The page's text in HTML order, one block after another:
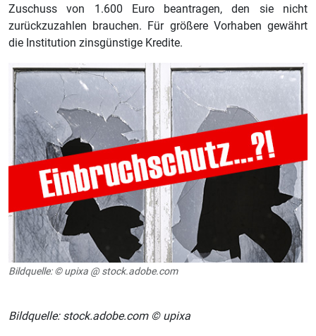
Zuschuss von 1.600 Euro beantragen, den sie nicht
zurückzuzahlen brauchen. Für größere Vorhaben gewährt
die Institution zinsgünstige Kredite.
Bildquelle: © upixa @ stock.adobe.com
Bildquelle: stock.adobe.com © upixa